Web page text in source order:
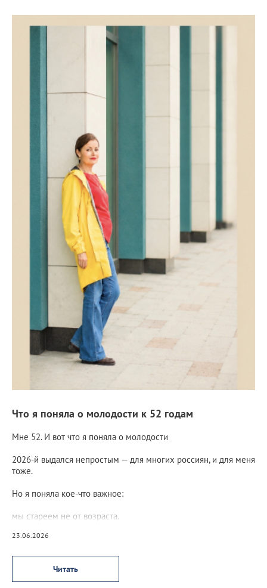
Что я поняла о молодости к 52 годам
Мне 52. И вот что я поняла о молодости
2026-й выдался непростым — для многих россиян, и для меня
тоже.
Но я поняла кое-что важное:
мы стареем не от возраста.
23.06.2026
Читать